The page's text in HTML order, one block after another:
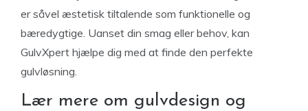
er såvel æstetisk tiltalende som funktionelle og
bæredygtige. Uanset din smag eller behov, kan
GulvXpert hjælpe dig med at finde den perfekte
gulvløsning.
Lær mere om gulvdesign og